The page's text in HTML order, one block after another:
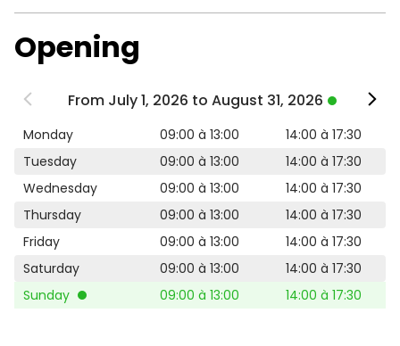
Opening
From July 1, 2026 to August 31, 2026
Monday 09:00 à 13:00
14:00 à 17:30
Tuesday
09:00 à 13:00
14:00 à 17:30
Wednesday
09:00 à 13:00
14:00 à 17:30
Thursday
09:00 à 13:00
14:00 à 17:30
Friday
09:00 à 13:00
14:00 à 17:30
Saturday
09:00 à 13:00
14:00 à 17:30
Sunday
09:00 à 13:00 14:00 à 17:30